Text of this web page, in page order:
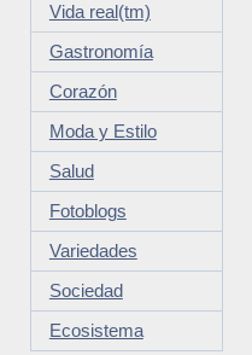
Vida real(tm)
Gastronomía
Corazón
Moda y Estilo
Salud
Fotoblogs
Variedades
Sociedad
Ecosistema